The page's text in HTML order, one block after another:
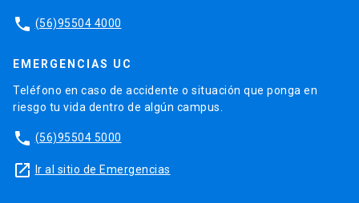
phone (56)95504 4000
EMERGENCIAS UC
Teléfono en caso de accidente o situación que ponga en
riesgo tu vida dentro de algún campus.
phone (56)95504 5000
launch Ir al sitio de Emergencias